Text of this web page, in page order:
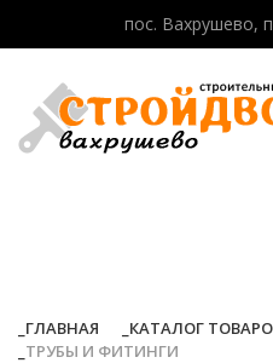
пос. Вахрушево,
ГЛАВНАЯ КАТАЛОГ
ТРУБЫ И ФИТИНГИ